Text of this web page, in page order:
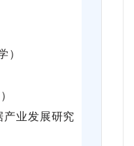
业发展研究